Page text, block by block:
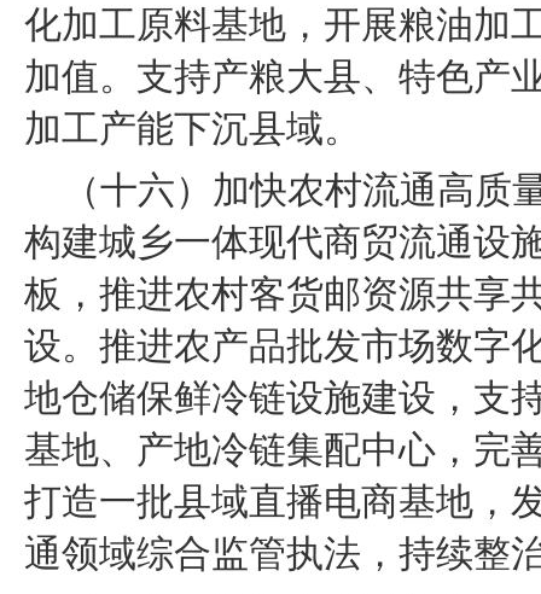
化加工原料基地，开展粮油加
加值。支持产粮大县、特色产
加工产能下沉县域。
（十六）加快农村流通高
构建城乡一体现代商贸流通设
板，推进农村客货邮资源共享
设。推进农产品批发市场数字
地仓储保鲜冷链设施建设，支
基地、产地冷链集配中心，完
打造一批县域直播电商基地，
通领域综合监管执法，持续整